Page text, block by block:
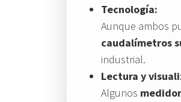
Tecnología:
Aunque ambos
caudalímetros
industrial.
Lectura y
Algunos